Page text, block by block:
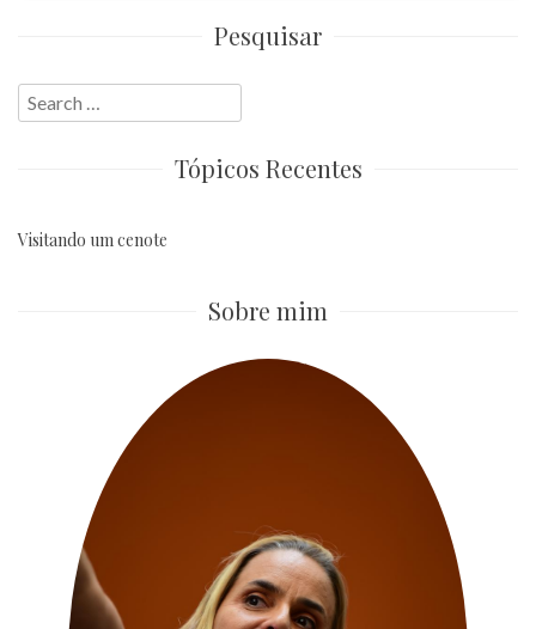
Pesquisar
Search
for:
Tópicos Recentes
Visitando um cenote
Sobre mim